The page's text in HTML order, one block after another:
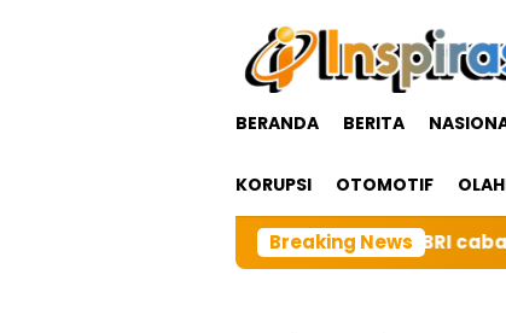
BERANDA BERITA
KORUPSI OTOMOTIF
Breaking News
Besar BRI cabangTarutung Gelar Ibadah